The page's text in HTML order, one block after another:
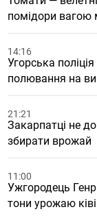
помідори
14:16
Угорська
полювання на
21:21
Закарпатці не
збирати врожай
11:00
Ужгородець
тони урожаю